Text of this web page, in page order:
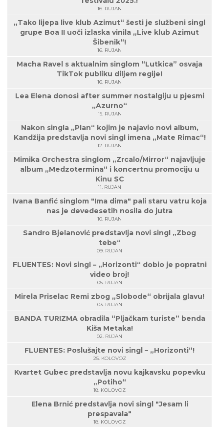
16. RUJAN
„Tako lijepa live klub Azimut“ šesti je službeni singl
grupe Boa II uoči izlaska vinila „Live klub Azimut
Šibenik“!
16. RUJAN
Macha Ravel s aktualnim singlom “Lutkica” osvaja
TikTok publiku diljem regije!
16. RUJAN
Lea Elena donosi after summer nostalgiju u pjesmi
„Azurno“
15. RUJAN
Nakon singla „Plan“ kojim je najavio novi album,
Kandžija predstavlja novi singl imena „Mate Rimac“!
12. RUJAN
Mimika Orchestra singlom „Zrcalo/Mirror“ najavljuje
album „Medzotermina“ i koncertnu promociju u
Kinu SC
11. RUJAN
Ivana Banfić singlom "Ima dima" pali staru vatru koja
nas je devedesetih nosila do jutra
10. RUJAN
Sandro Bjelanović predstavlja novi singl „Zbog
tebe“
09. RUJAN
FLUENTES: Novi singl – „Horizonti“ dobio je popratni
video broj!
05. RUJAN
Mirela Priselac Remi zbog „Slobode“ obrijala glavu!
03. RUJAN
BANDA TURIZMA obradila “Pljačkam turiste” benda
Kiša Metaka!
02. RUJAN
FLUENTES: Poslušajte novi singl – „Horizonti“!
25. KOLOVOZ
Kvartet Gubec predstavlja novu kajkavsku popevku
„Potiho“
18. KOLOVOZ
Elena Brnić predstavlja novi singl "Jesam li
prespavala"
18. KOLOVOZ